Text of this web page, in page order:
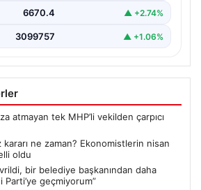
6670.4 ▲ +2.74%
3099757 ▲ +1.06%
atmayan tek MHP’li vekilden çarpıcı
kararı ne zaman? Ekonomistlerin nisan
oldu
bir belediye başkanından daha
Parti’ye geçmiyorum”